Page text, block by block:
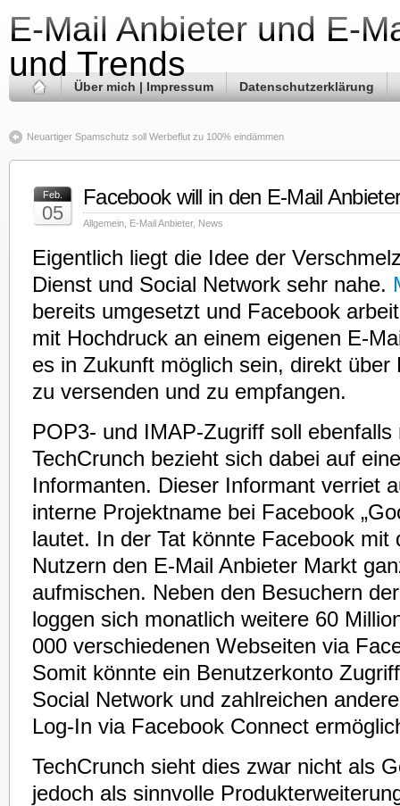
E-Mail Anbieter und E-
und Trends
Über mich | Impressum Datenschutzerklärung
Neuartiger Spamschutz soll Werbeflut zu 100% eindämmen
Feb.
05
Facebook will in den E-Mail
Allgemein E-Mail Anbieter, News
Eigentlich liegt die Idee der
Dienst und Social Network sehr nahe.
bereits umgesetzt und Facebook
mit Hochdruck an einem eigenen E-
es in Zukunft möglich sein, direkt über
zu versenden und zu empfangen.
POP3- und IMAP-Zugriff soll ebenfalls
TechCrunch bezieht sich dabei auf
Informanten. Dieser Informant verriet
interne Projektname bei Facebook
lautet. In der Tat könnte Facebook mit
Nutzern den E-Mail Anbieter Markt
aufmischen. Neben den Besuchern
loggen sich monatlich weitere 60
000 verschiedenen Webseiten via
Somit könnte ein Benutzerkonto
Social Network und zahlreichen
Log-In via Facebook Connect
TechCrunch sieht dies zwar nicht als
jedoch als sinnvolle